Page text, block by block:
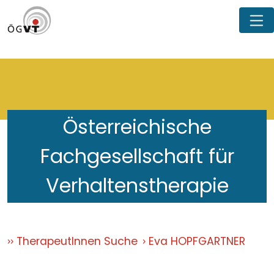
Österreichische
Fachgesellschaft für
Verhaltenstherapie
TherapeutInnen Suche Eva HOPFGARTNER